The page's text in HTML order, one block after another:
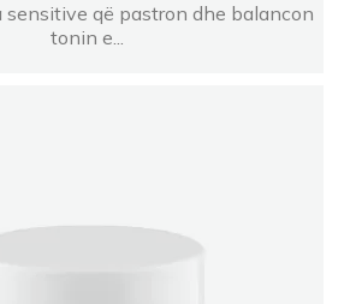
sensitive që pastron dhe balancon
tonin e...